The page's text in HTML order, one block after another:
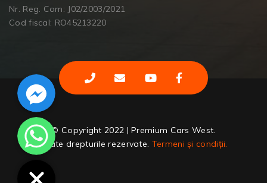
Nr. Reg. Com: J02/2003/2021
Cod fiscal: RO45213220
© Copyright 2022 | Premium Cars West.
Toate drepturile rezervate. Termeni și condiții.
Facebook Messenger
WhatsApp